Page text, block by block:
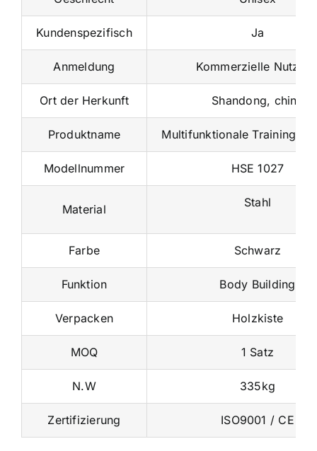
Kundenspezifisch Ja
Anmeldung Kommerzielle
Ort der Herkunft Shandong, china
Produktname Multifunktionale
Modellnummer HSE 1027
Material Stahl
Farbe Schwarz
Funktion Body Building
Verpacken Holzkiste
MOQ 1 Satz
N.W 335kg
Zertifizierung ISO9001 / CE